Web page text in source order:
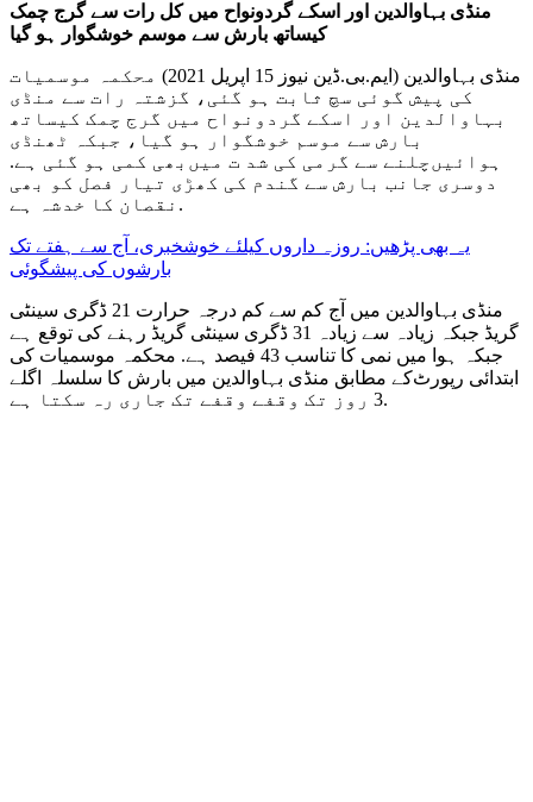
منڈی بہاوالدین اور اسکے گردونواح میں کل رات سے گرج چمک
کیساتھ بارش سے موسم خوشگوار ہو گیا
منڈی بہاوالدین (‌ایم.بی.ڈین نیوز 15 اپریل 2021) محکمہ موسمیات
کی پیش گوئی سچ ثابت ہو گئی، گزشتہ رات سے منڈی
بہاوالدین اور اسکے گردونواح میں گرج چمک کیساتھ
بارش سے موسم خوشگوار ہو گیا، جبکہ ٹھنڈی
ہوائیں‌چلنے سے گرمی کی شد ت میں‌بھی کمی ہو گئی ہے.
دوسری جانب بارش سے گندم کی کھڑی تیار فصل کو بھی
نقصان کا خدشہ ہے.
یہ بھی پڑھیں: روزہ داروں کیلئے خوشخبری، آج سے ہفتے تک
بارشوں کی پیشگوئی
منڈی بہاوالدین میں آج کم سے کم درجہ حرارت 21 ڈگری سینٹی
گریڈ جبکہ زیادہ سے زیادہ 31 ڈگری سینٹی گریڈ رہنے کی توقع ہے
جبکہ ہوا میں نمی کا تناسب 43 فیصد ہے. محکمہ موسمیات کی
ابتدائی رپورٹ‌کے مطابق منڈی بہاوالدین میں بارش کا سلسلہ اگلے
3 روز تک وقفے وقفے تک جاری رہ سکتا ہے.